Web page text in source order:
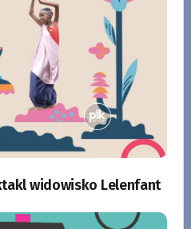
widowisko Lelenfant